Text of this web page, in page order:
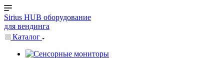
Sirius HUB оборудование
для вендинга
Каталог